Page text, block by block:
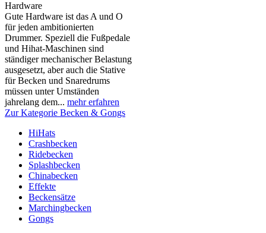
Hardware
Gute Hardware ist das A und O
für jeden ambitionierten
Drummer. Speziell die Fußpedale
und Hihat-Maschinen sind
ständiger mechanischer Belastung
ausgesetzt, aber auch die Stative
für Becken und Snaredrums
müssen unter Umständen
jahrelang dem... mehr erfahren
Zur Kategorie Becken & Gongs
HiHats
Crashbecken
Ridebecken
Splashbecken
Chinabecken
Effekte
Beckensätze
Marchingbecken
Gongs